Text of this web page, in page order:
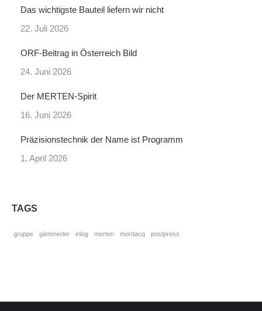
Das wichtigste Bauteil liefern wir nicht
22. Juli 2026
ORF-Beitrag in Österreich Bild
24. Juni 2026
Der MERTEN-Spirit
16. Juni 2026
Präzisionstechnik der Name ist Programm
1. April 2026
TAGS
gruppe gämmerler inlog merten mordacq postpress